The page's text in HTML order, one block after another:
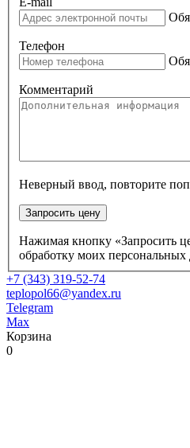
Телефон
Комментарий
Неверный ввод, повторите
Запросить цену
Нажимая кнопку «Запросить
обработку моих
+7 (343) 319-52-74
teplopol66@yandex.ru
Telegram
Max
Корзина
0